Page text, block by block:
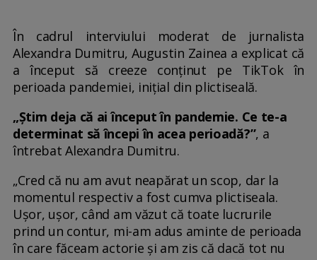
În cadrul interviului moderat de jurnalista
Alexandra Dumitru, Augustin Zainea a explicat că
a început să creeze conținut pe TikTok în
perioada pandemiei, inițial din plictiseală.
„Știm deja că ai început în pandemie. Ce te-a
determinat să începi în acea perioadă?”, a
întrebat Alexandra Dumitru.
„Cred că nu am avut neapărat un scop, dar la
momentul respectiv a fost cumva plictiseala.
Ușor, ușor, când am văzut că toate lucrurile
prind un contur, mi-am adus aminte de perioada
în care făceam actorie și am zis că dacă tot nu